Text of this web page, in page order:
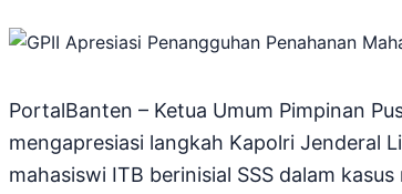
PortalBanten – Ketua Umum Pimpinan
mengapresiasi langkah Kapolri Jenderal
mahasiswi ITB berinisial SSS dalam